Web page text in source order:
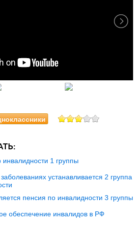
инвалидности 1 группы
устанавливается 2 группа
пенсия по инвалидности 3 группы
обеспечение инвалидов в РФ